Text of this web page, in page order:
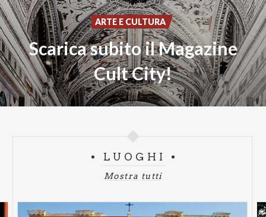
Scarica subito il Magazine
Cult City!
ARTE E CULTURA
LUOGHI
Mostra tutti